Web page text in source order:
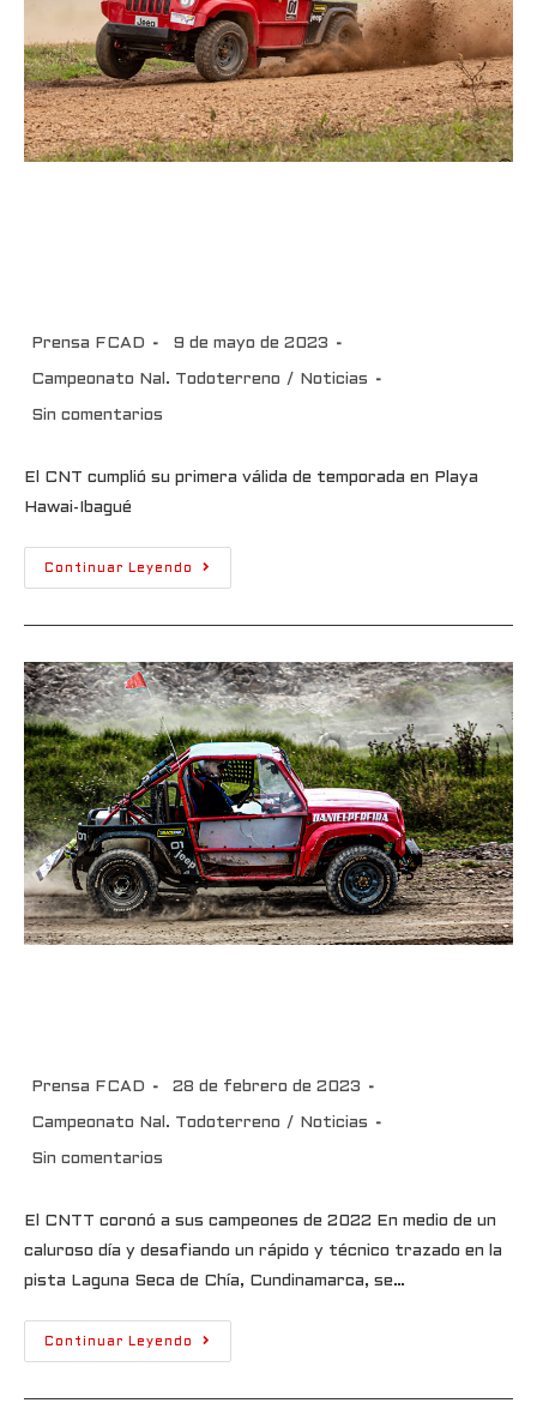
Prensa FCAD 9 de mayo de 2023
Campeonato Nal. Todoterreno / Noticias
Sin comentarios
El CNT cumplió su primera válida de temporada en Playa
Hawai-Ibagué
Continuar Leyendo
Prensa FCAD 28 de febrero de 2023
Campeonato Nal. Todoterreno / Noticias
Sin comentarios
El CNTT coronó a sus campeones de 2022 En medio de un
caluroso día y desafiando un rápido y técnico trazado en la
pista Laguna Seca de Chía, Cundinamarca, se…
Continuar Leyendo